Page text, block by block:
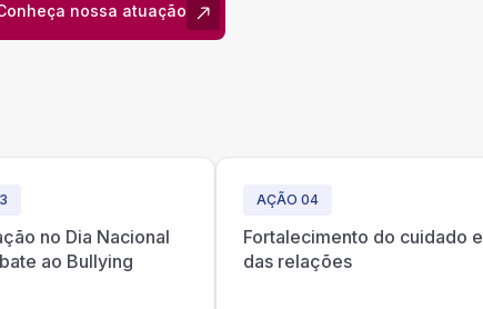
nossa atuação
no Dia Nacional
ao Bullying
AÇÃO 04
Fortalecimento do cuidado e
das relações